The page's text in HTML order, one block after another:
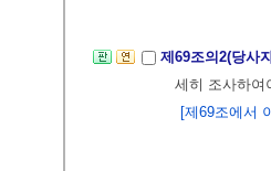
제69조의2(당사
세히 조사하여
[제69조에서